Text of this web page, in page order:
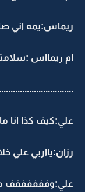
ريماس:يمه اني
ام ريمااس
علي:كيف كذا انا
رزان:يااربي علي
علي:وففففففف